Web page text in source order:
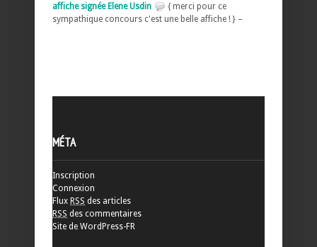
affiche signée Elene Usdin
{ merci pour ce
sympathique concours c'est une belle affiche ! } –
MÉTA
Inscription
Connexion
Flux RSS des articles
RSS des commentaires
Site de WordPress-FR